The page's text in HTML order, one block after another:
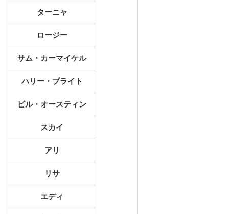
ターニャ
ロージー
サム・カーマイケル
ハリー・ブライト
ビル・オースティン
スカイ
アリ
リサ
エディ